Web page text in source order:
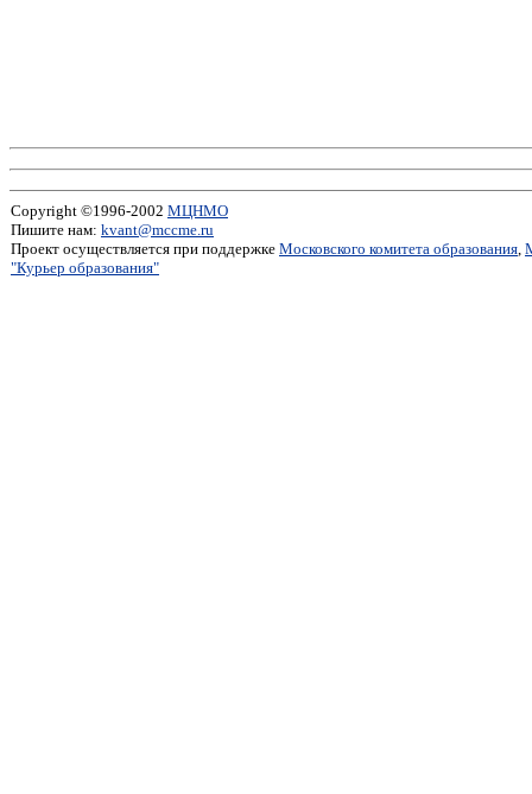
Copyright ©1996-2002 МЦНМО
Пишите нам: kvant@mccme.ru
Проект осуществляется при поддержке Московского комитета образования,
"Курьер образования"